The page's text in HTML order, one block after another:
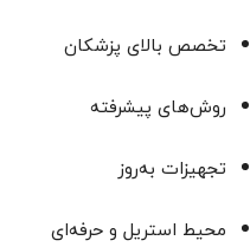
تخصص بالای پزشکان
روش‌های پیشرفته
تجهیزات به‌روز
محیط استریل و حرفه‌ای